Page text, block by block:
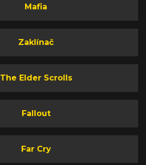
Mafia
Zaklínač
The Elder Scrolls
Fallout
Far Cry